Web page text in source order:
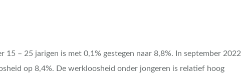
15 – 25 jarigen is met 0,1% gestegen naar 8,8%. In september 2022
op 8,4%. De werkloosheid onder jongeren is relatief hoog